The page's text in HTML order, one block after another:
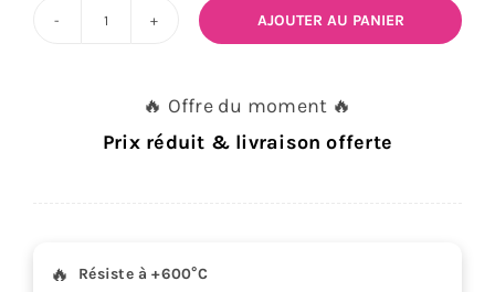
Sticker
cm
AJOUTER AU PANIER
🔥 Offre du moment 🔥
Prix réduit & livraison offerte
🔥 Résiste à +600°C